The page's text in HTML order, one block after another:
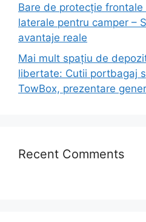
Bare de protecție
laterale pentru camper –
avantaje reale
Mai mult spațiu de
libertate: Cutii portbagaj
TowBox, prezentare
Recent Comments